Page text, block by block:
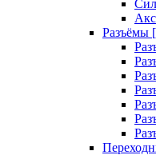
Разъёмы